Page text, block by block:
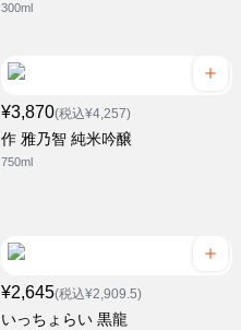
300ml
¥3,870(税込¥4,257)
作 雅乃智 純米吟醸
750ml
¥2,645(税込¥2,909.5)
いっちょらい 黒龍